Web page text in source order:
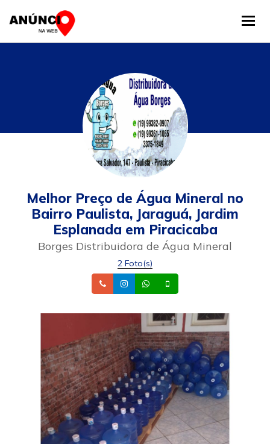
Melhor Preço de Água Mineral no
Bairro Paulista, Jaraguá, Jardim
Esplanada em Piracicaba
Borges Distribuidora de Água Mineral
2 Foto(s)
TelefoneInstagramWhatsapp